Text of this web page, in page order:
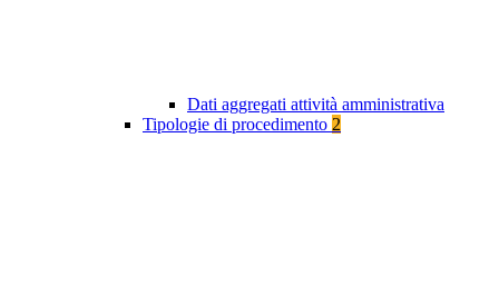
Dati aggregati attività amministrativa
Tipologie di procedimento 2